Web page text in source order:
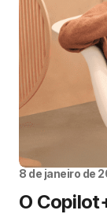
8 de janeiro de
O